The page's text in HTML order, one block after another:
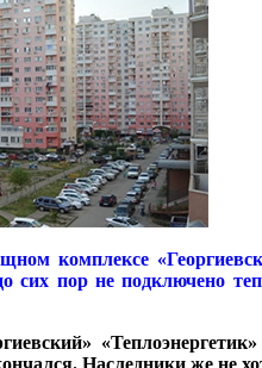
комплексе
сих пор не подключено
Наследники же не